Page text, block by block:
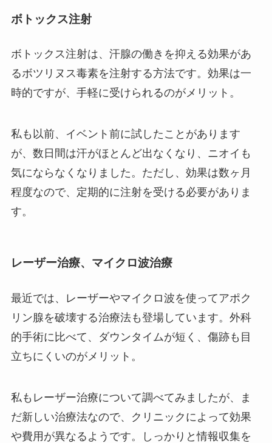
ボトックス注射
ボトックス注射は、汗腺の働きを抑える効果があ
るボツリヌス毒素を注射する方法です。効果は一
時的ですが、手軽に受けられるのがメリット。
私も以前、イベント前に試したことがあります
が、数日間は汗がほとんど出なくなり、ニオイも
気にならなくなりました。ただし、効果は数ヶ月
程度なので、定期的に注射を受ける必要がありま
す。
レーザー治療、マイクロ波治療
最近では、レーザーやマイクロ波を使ってアポク
リン腺を破壊する治療法も登場しています。外科
的手術に比べて、ダウンタイムが短く、傷跡も目
立ちにくいのがメリット。
私もレーザー治療について調べてみましたが、ま
だ新しい治療法なので、クリニックによって効果
や費用が異なるようです。しっかりと情報収集を